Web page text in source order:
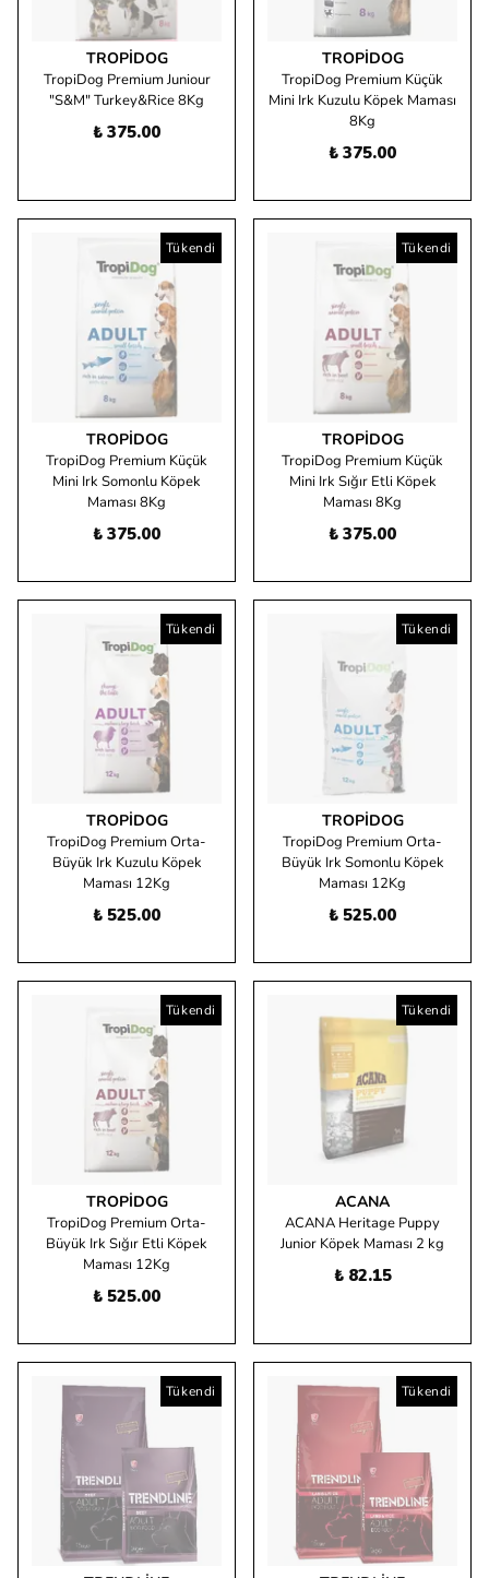
TROPIDOG
TropiDog Premium Juniour
"S&M" Turkey&Rice 8Kg
₺ 375.00
TROPIDOG
TropiDog Premium Küçük
Mini Irk Kuzulu Köpek Maması
8Kg
₺ 375.00
Tükendi
TROPIDOG
TropiDog Premium Küçük
Mini Irk Somonlu Köpek
Maması 8Kg
₺ 375.00
Tükendi
TROPIDOG
TropiDog Premium Küçük
Mini Irk Sığır Etli Köpek
Maması 8Kg
₺ 375.00
Tükendi
TROPIDOG
TropiDog Premium Orta-
Büyük Irk Kuzulu Köpek
Maması 12Kg
₺ 525.00
Tükendi
TROPIDOG
TropiDog Premium Orta-
Büyük Irk Somonlu Köpek
Maması 12Kg
₺ 525.00
Tükendi
TROPIDOG
TropiDog Premium Orta-
Büyük Irk Sığır Etli Köpek
Maması 12Kg
₺ 525.00
Tükendi
ACANA
ACANA Heritage Puppy
Junior Köpek Maması 2 kg
₺ 82.15
Tükendi Tükendi